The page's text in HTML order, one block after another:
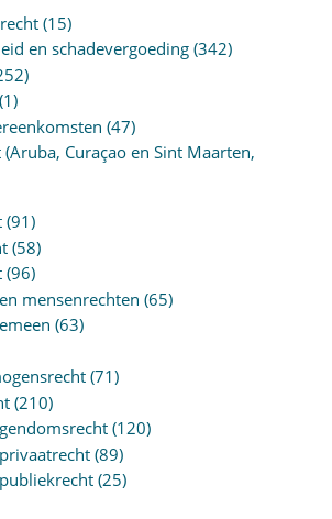
(15)
en schadevergoeding(342)
(47)
Curaçao en Sint Maarten,
(91)
(58)
(96)
mensenrechten (65)
(63)
(71)
(210)
(120)
(89)
(25)